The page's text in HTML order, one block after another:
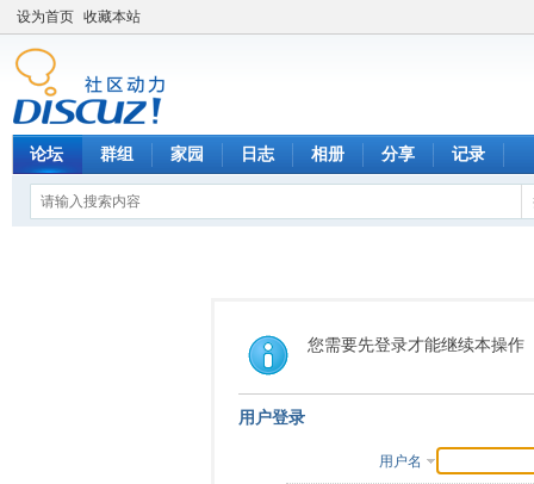
设为首页 收藏本站
论坛 群组 家园 日志 相册 分享 记录
您需要先登录才能继续本操作
用户登录
用户名